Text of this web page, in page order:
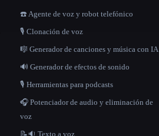
☎️ Agente de voz y robot telefónico
🎙️ Clonación de voz
🎼 Generador de canciones y música con IA
🔊 Generador de efectos de sonido
🎙️ Herramientas para podcasts
🎧 Potenciador de audio y eliminación de
voz
📝🔉 Texto a voz